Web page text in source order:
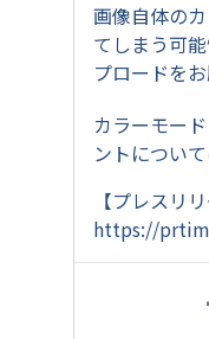
画像自体の
てしまう可
プロードをお
カラーモー
ントについ
【プレスリ
https://